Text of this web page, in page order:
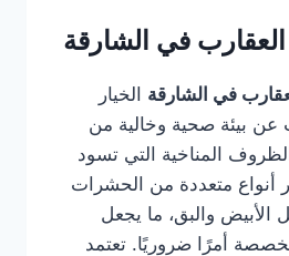
في الشارقة
في الشارقة الخيار
عن بيئة صحية وخالية من
المناخية التي تسود
أنواع متعددة من الحشرات
الأبيض والبق، ما يجعل
أمرًا ضروريًا. تعتمد